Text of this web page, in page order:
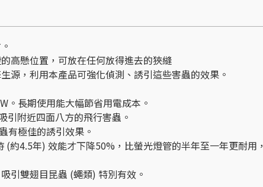
高懸位置，可放在任何放得進去的狹縫
源，利用本產品可強化偵測、誘引這些害蟲的效果。
。長期使用能大幅節省用電成本。
引附近四面八方的飛行害蟲。
有極佳的誘引效果。
(約4.5年) 效能才下降50%，比螢光燈管的半年至一年更耐用，
引雙翅目昆蟲 (蠅類) 特別有效。